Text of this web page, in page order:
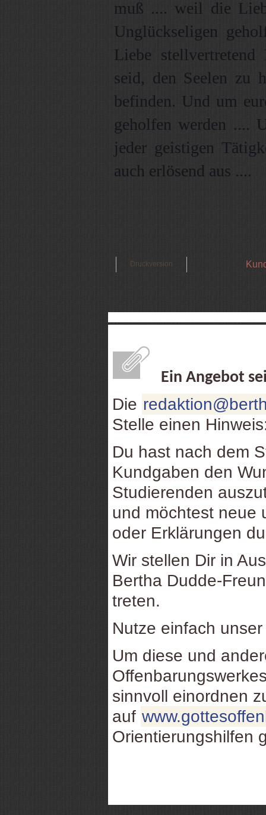
muß .... weil die
Unglückseligen
Liebe
seid, den Seelen zu
befinden. Und um
geholfen werden ....
jeder geistigen
auch erlösend aus ....
Druckversion
Ein Angebot
Die
Stelle einen
Du hast nach dem
Kundgaben den
Studierenden
und möchtest neue
oder Erklärungen
Wir stellen Dir in
Bertha Dudde-
treten.
Nutze einfach
Um diese und
sinnvoll einordnen
auf
Orientierungshilfen